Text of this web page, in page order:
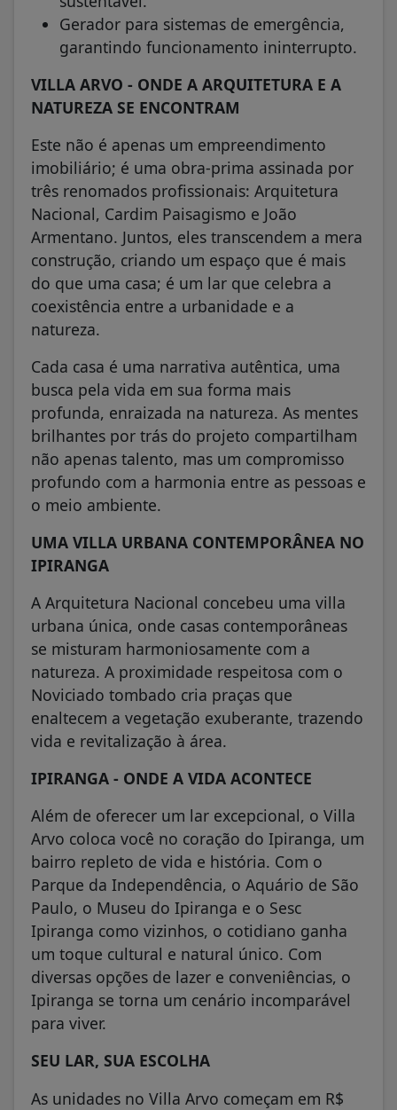
Gerador para sistemas de emergência,
garantindo funcionamento ininterrupto.
VILLA ARVO - ONDE A ARQUITETURA E A
NATUREZA SE ENCONTRAM
Este não é apenas um empreendimento
imobiliário; é uma obra-prima assinada por
três renomados profissionais: Arquitetura
Nacional, Cardim Paisagismo e João
Armentano. Juntos, eles transcendem a mera
construção, criando um espaço que é mais
do que uma casa; é um lar que celebra a
coexistência entre a urbanidade e a
natureza.
Cada casa é uma narrativa autêntica, uma
busca pela vida em sua forma mais
profunda, enraizada na natureza. As mentes
brilhantes por trás do projeto compartilham
não apenas talento, mas um compromisso
profundo com a harmonia entre as pessoas e
o meio ambiente.
UMA VILLA URBANA CONTEMPORÂNEA NO
IPIRANGA
A Arquitetura Nacional concebeu uma villa
urbana única, onde casas contemporâneas
se misturam harmoniosamente com a
natureza. A proximidade respeitosa com o
Noviciado tombado cria praças que
enaltecem a vegetação exuberante, trazendo
vida e revitalização à área.
IPIRANGA - ONDE A VIDA ACONTECE
Além de oferecer um lar excepcional, o Villa
Arvo coloca você no coração do Ipiranga, um
bairro repleto de vida e história. Com o
Parque da Independência, o Aquário de São
Paulo, o Museu do Ipiranga e o Sesc
Ipiranga como vizinhos, o cotidiano ganha
um toque cultural e natural único. Com
diversas opções de lazer e conveniências, o
Ipiranga se torna um cenário incomparável
para viver.
SEU LAR, SUA ESCOLHA
As unidades no Villa Arvo começam em R$